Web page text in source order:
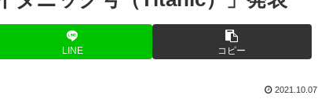
LINE コピー
2021.10.07